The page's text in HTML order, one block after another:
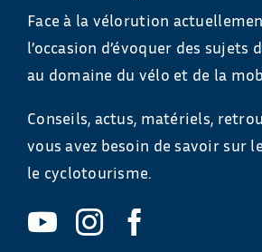
Face à la vélorution
l’occasion d’évoquer des sujets
au domaine du vélo et de la
Conseils, actus, matériels,
vous avez besoin de savoir sur
le cyclotourisme.